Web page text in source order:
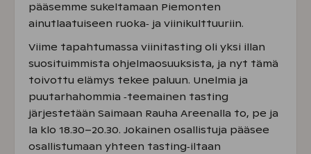
pääsemme sukeltamaan Piemonten
ainutlaatuiseen ruoka‑ ja viinikulttuuriin.
Viime tapahtumassa viinitasting oli yksi illan
suosituimmista ohjelmaosuuksista, ja nyt tämä
toivottu elämys tekee paluun. Unelmia ja
puutarhahommia ‑teemainen tasting
järjestetään Saimaan Rauha Areenalla to, pe ja
la klo 18.30–20.30. Jokainen osallistuja pääsee
osallistumaan yhteen tasting‑iltaan